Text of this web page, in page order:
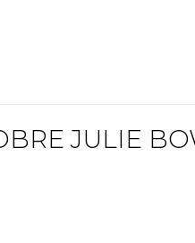
JULIE